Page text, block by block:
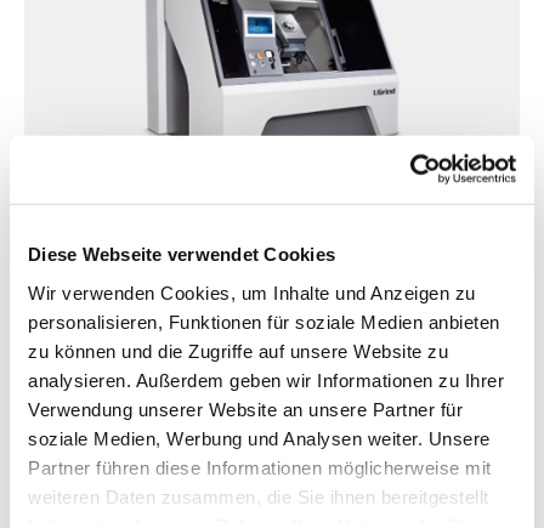
Diese Webseite verwendet Cookies
Wir verwenden Cookies, um Inhalte und Anzeigen zu
personalisieren, Funktionen für soziale Medien anbieten
zu können und die Zugriffe auf unsere Website zu
analysieren. Außerdem geben wir Informationen zu Ihrer
Verwendung unserer Website an unsere Partner für
soziale Medien, Werbung und Analysen weiter. Unsere
Partner führen diese Informationen möglicherweise mit
weiteren Daten zusammen, die Sie ihnen bereitgestellt
KOMPAKTE CNC MASCHINE ZUR FLEXIBLEN KOMBINATION
KLEINSERIEN
UGrind 800
Werkstücklänge max.:1200 mm| 47 in
Werkstück-Ø max.:350 mm| 14 in